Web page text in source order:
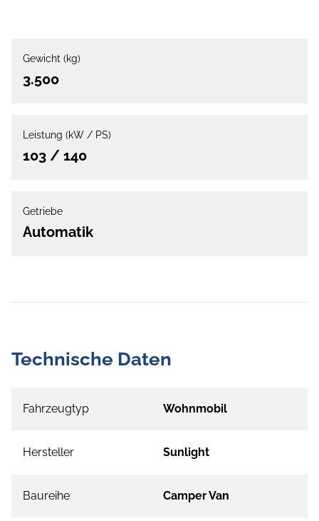
Gewicht (kg)
3.500
Leistung (kW / PS)
103 / 140
Getriebe
Automatik
Technische Daten
Fahrzeugtyp Wohnmobil
Hersteller Sunlight
Baureihe Camper Van